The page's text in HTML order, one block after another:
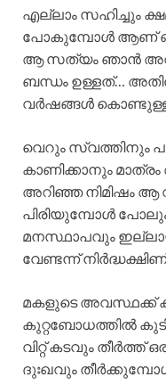
എല്ലാം സഹിച്ചും
പോകുമ്പോൾ ആണ്
ആ സത്യം ഞാൻ
ബന്ധം ഉള്ളത്…
വർഷങ്ങൾ
വെറും സ്വത്തിനും
കാണിക്കാനും
അറിഞ്ഞ നിമിഷം ആ
പിരിയുമ്പോൾ
മനസ്ഥാപവും
വേണ്ടന്ന്
മകളുടെ അവസ്ഥക്ക്‌
കുറ്റബോധത്തിൽ
വിറ്റ് കടവും
ദുഃഖവും